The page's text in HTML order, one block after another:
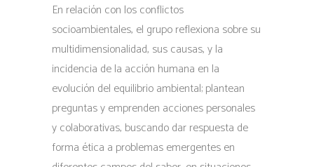
En relación con los conflictos
socioambientales, el grupo reflexiona sobre su
multidimensionalidad, sus causas, y la
incidencia de la acción humana en la
evolución del equilibrio ambiental; plantean
preguntas y emprenden acciones personales
y colaborativas, buscando dar respuesta de
forma ética a problemas emergentes en